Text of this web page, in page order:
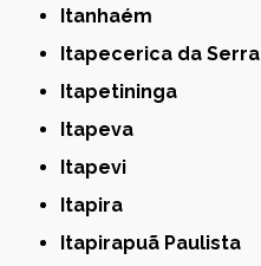
Itanhaém
Itapecerica da Serra
Itapetininga
Itapeva
Itapevi
Itapira
Itapirapuã Paulista